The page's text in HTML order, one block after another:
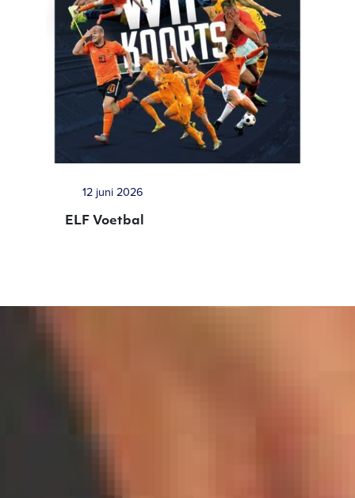
12 juni 2026
ELF Voetbal